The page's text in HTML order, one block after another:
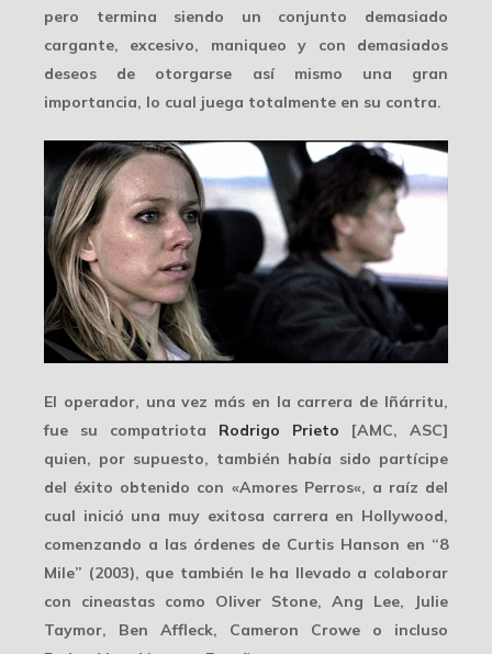
pero termina siendo un conjunto demasiado
cargante, excesivo, maniqueo y con demasiados
deseos de otorgarse así mismo una gran
importancia, lo cual juega totalmente en su contra.
El operador, una vez más en la carrera de Iñárritu,
fue su compatriota Rodrigo Prieto [AMC, ASC]
quien, por supuesto, también había sido partícipe
del éxito obtenido con «Amores Perros«, a raíz del
cual inició una muy exitosa carrera en Hollywood,
comenzando a las órdenes de Curtis Hanson en “8
Mile” (2003), que también le ha llevado a colaborar
con cineastas como Oliver Stone, Ang Lee, Julie
Taymor, Ben Affleck, Cameron Crowe o incluso